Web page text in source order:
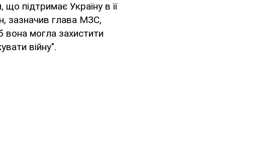
підтримає Україну в її
зазначив глава МЗС,
вона могла захистити
війну".